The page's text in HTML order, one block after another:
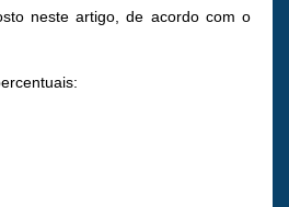
neste artigo, de acordo com o